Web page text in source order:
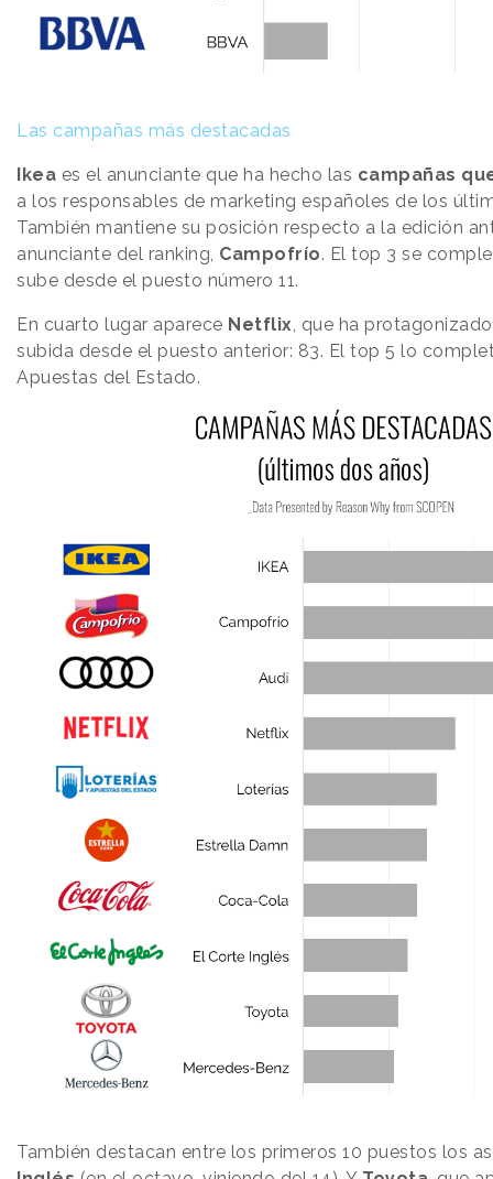
Las campañas más destacadas
Ikea es el anunciante que ha hecho las campañas
a los responsables de marketing españoles de los
También mantiene su posición respecto a la edición
anunciante del ranking, Campofrío. El top 3 se
sube desde el puesto número 11.
En cuarto lugar aparece Netflix, que ha
subida desde el puesto anterior: 83. El top 5 lo
Apuestas del Estado.
También destacan entre los primeros 10 puestos los